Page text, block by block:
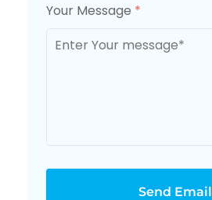
Your Message *
Send Email